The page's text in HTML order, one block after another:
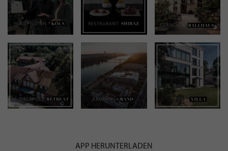
APP HERUNTERLADEN